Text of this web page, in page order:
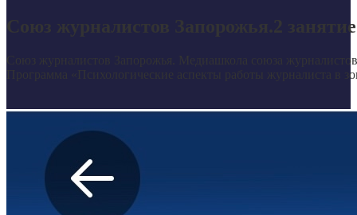
Союз журналистов Запорожья.2 занятие
Союз журналистов Запорожья. Медиашкола союза
Программа «Психологические аспекты работы журналиста в